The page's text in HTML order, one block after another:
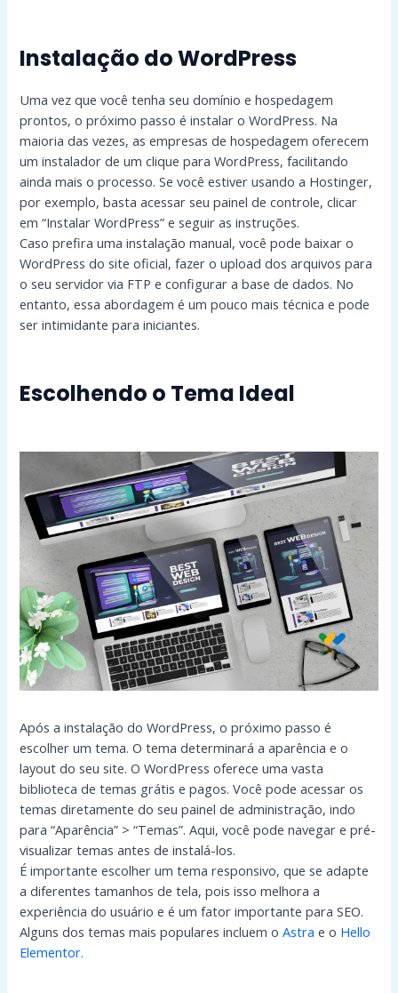
Instalação do WordPress
Uma vez que você tenha seu domínio e hospedagem
prontos, o próximo passo é instalar o WordPress. Na
maioria das vezes, as empresas de hospedagem oferecem
um instalador de um clique para WordPress, facilitando
ainda mais o processo. Se você estiver usando a Hostinger,
por exemplo, basta acessar seu painel de controle, clicar
em “Instalar WordPress” e seguir as instruções.
Caso prefira uma instalação manual, você pode baixar o
WordPress do site oficial, fazer o upload dos arquivos para
o seu servidor via FTP e configurar a base de dados. No
entanto, essa abordagem é um pouco mais técnica e pode
ser intimidante para iniciantes.
Escolhendo o Tema Ideal
Após a instalação do WordPress, o próximo passo é
escolher um tema. O tema determinará a aparência e o
layout do seu site. O WordPress oferece uma vasta
biblioteca de temas grátis e pagos. Você pode acessar os
temas diretamente do seu painel de administração, indo
para “Aparência” > “Temas”. Aqui, você pode navegar e pré-
visualizar temas antes de instalá-los.
É importante escolher um tema responsivo, que se adapte
a diferentes tamanhos de tela, pois isso melhora a
experiência do usuário e é um fator importante para SEO.
Alguns dos temas mais populares incluem oAstra e o Hello
Elementor.